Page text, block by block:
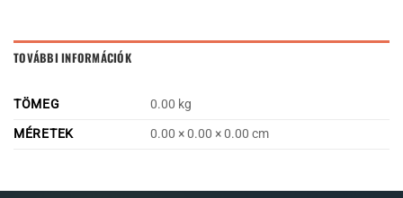
TOVÁBBI INFORMÁCIÓK
TÖMEG
0.00 kg
MÉRETEK
0.00 × 0.00 × 0.00 cm